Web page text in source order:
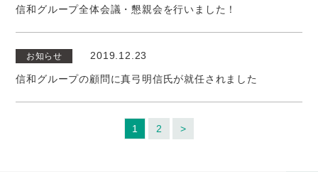
信和グループ全体会議・懇親会を行いました！
お知らせ 2019.12.23
信和グループの顧問に真弓明信氏が就任されました
1 2 >